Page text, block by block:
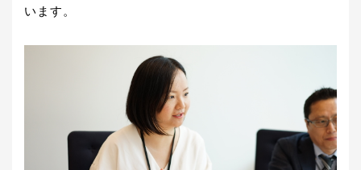
います。